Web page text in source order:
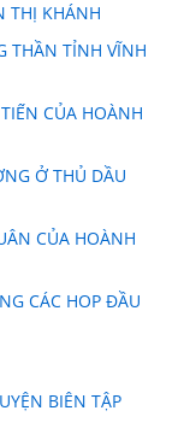
THỊ KHÁNH
THẦN TỈNH VĨNH
CỦA HOÀNH
Ở THỦ DẦU
CỦA HOÀNH
CÁC HOP ĐẦU
BIÊN TẬP